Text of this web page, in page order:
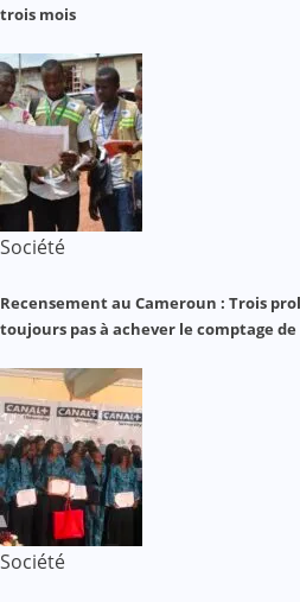
trois mois
Société
Recensement au Cameroun : Trois
toujours pas à achever le comptage
Société